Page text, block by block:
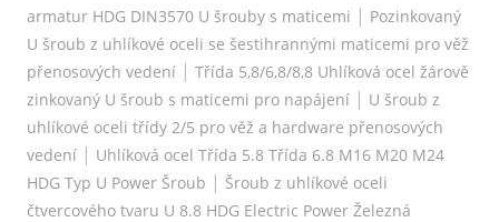
armatur HDG DIN3570 U šrouby s maticemi | Pozinkovaný
U šroub z uhlíkové oceli se šestihrannými maticemi pro věž
přenosových vedení| Třída 5,8/6,8/8,8 Uhlíková ocel žárově
zinkovaný U šroub s maticemi pro napájení| U šroub z
uhlíkové oceli třídy 2/5 pro věž a hardware přenosových
vedení| Uhlíková ocel Třída 5.8 Třída 6.8 M16 M20 M24
HDG Typ U Power Šroub | Šroub z uhlíkové oceli
čtvercového tvaru U 8.8 HDG Electric Power Železná